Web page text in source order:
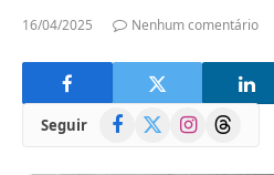
16/04/2025 Nenhum comentário
Seguir Facebook
(Twitter)
InstagramThreads